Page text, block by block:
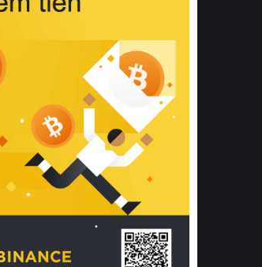
tế còn giúp ngăn ngừa tình trạng kích
khuẩn và nấm mốc trong điều kiện
thời tiết nóng ẩm. Bạn có thể tìm hiểu
thêm các nghiên cứu khoa học về tác
động của giấc ngủ và môi trường
phòng ngủ đối với sức khỏe con
người tại Sleep Foundation (External
Link) để có cái nhìn toàn diện hơn.
2. Các tiêu chí vàng khi lựa chọn
chăn ga gối đệm cao cấp cho phòng
ngủ
Để sở hữu một bộ chăn ga gối đệm
cao cấp hoàn hảo cả về thẩm mỹ lẫn
công năng, người tiêu dùng cần cân
nhắc kỹ lưỡng các tiêu chí quan trọng